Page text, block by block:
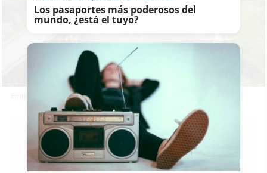
Embalse Guadarranque, en San Roque.
EMILIO
CABRERA
02/04/2025
Los pasaportes más poderosos del
mundo, ¿está el tuyo?